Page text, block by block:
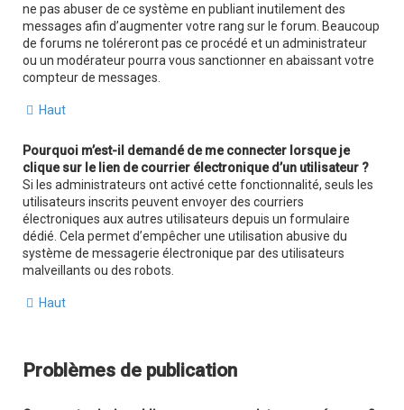
ne pas abuser de ce système en publiant inutilement des
messages afin d’augmenter votre rang sur le forum. Beaucoup
de forums ne toléreront pas ce procédé et un administrateur
ou un modérateur pourra vous sanctionner en abaissant votre
compteur de messages.
Haut
Pourquoi m’est-il demandé de me connecter lorsque je
clique sur le lien de courrier électronique d’un utilisateur ?
Si les administrateurs ont activé cette fonctionnalité, seuls les
utilisateurs inscrits peuvent envoyer des courriers
électroniques aux autres utilisateurs depuis un formulaire
dédié. Cela permet d’empêcher une utilisation abusive du
système de messagerie électronique par des utilisateurs
malveillants ou des robots.
Haut
Problèmes de publication